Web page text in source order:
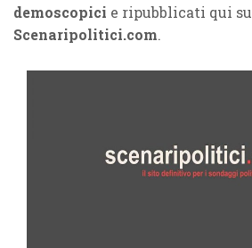
demoscopici e ripubblicati qui su
Scenaripolitici.com.